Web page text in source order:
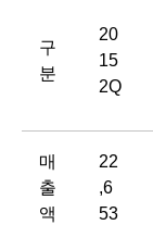
구
분
20
15
2Q
매
출
액
22
,6
53